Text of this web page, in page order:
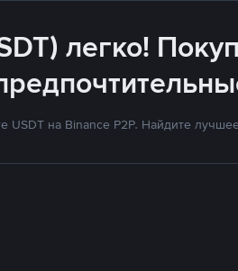
легко!
USDT на Binance P2P. Найдите